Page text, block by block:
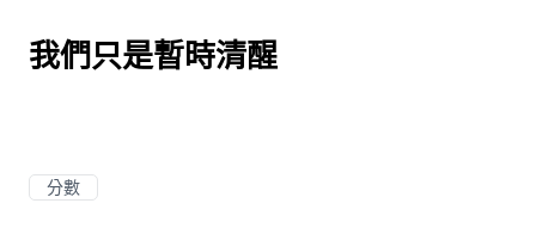
我們只是暫時清醒
分數